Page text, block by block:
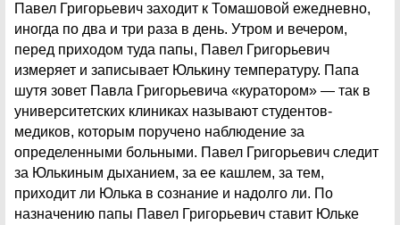
Павел Григорьевич заходит к Томашовой ежедневно,
иногда по два и три раза в день. Утром и вечером,
перед приходом туда папы, Павел Григорьевич
измеряет и записывает Юлькину температуру. Папа
шутя зовет Павла Григорьевича «куратором» — так в
университетских клиниках называют студентов-
медиков, которым поручено наблюдение за
определенными больными. Павел Григорьевич следит
за Юлькиным дыханием, за ее кашлем, за тем,
приходит ли Юлька в сознание и надолго ли. По
назначению папы Павел Григорьевич ставит Юльке